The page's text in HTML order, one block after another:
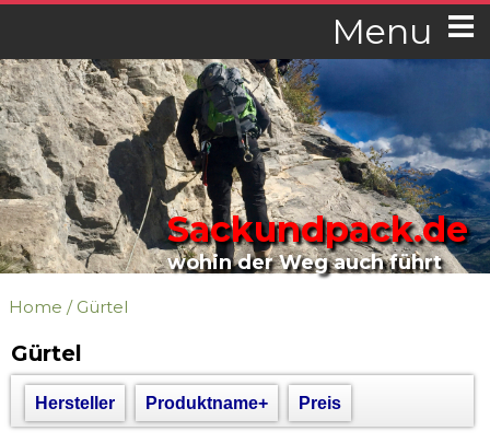
Menu
Sackundpack.de
wohin der Weg auch führt
Home / Gürtel
Gürtel
Hersteller Produktname+ Preis